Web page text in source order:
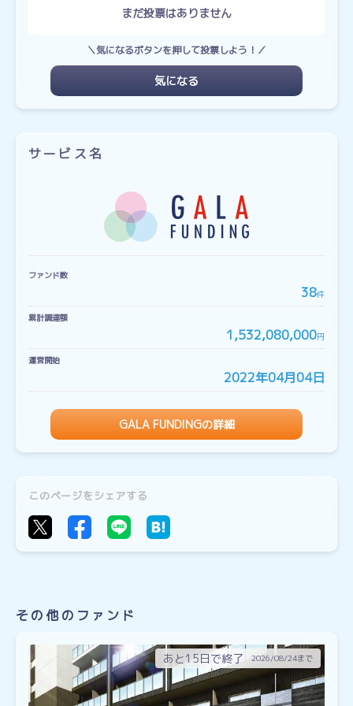
まだ投票はありません
＼気になるボタンを押して投票しよう！／
気になる
サービス名
ファンド数
38件
累計調達額
1,532,080,000円
運営開始
2022年04月04日
GALA FUNDINGの詳細
このページをシェアする
その他のファンド
あと15日で終了 2026/08/24まで